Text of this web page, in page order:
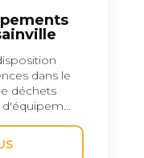
dans le
déchets